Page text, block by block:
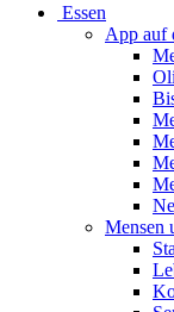
Essen
App auf
Mensen